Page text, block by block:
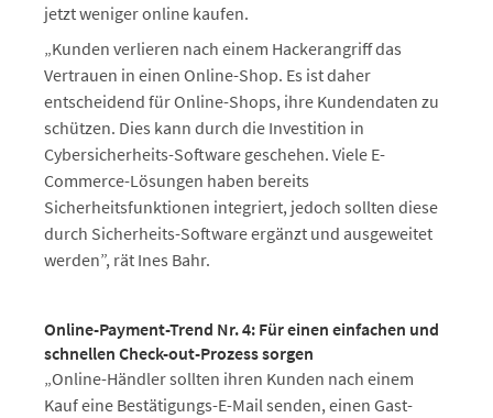
jetzt weniger online kaufen.
„Kunden verlieren nach einem Hackerangriff das
Vertrauen in einen Online-Shop. Es ist daher
entscheidend für Online-Shops, ihre Kundendaten zu
schützen. Dies kann durch die Investition in
Cybersicherheits-Software geschehen. Viele E-
Commerce-Lösungen haben bereits
Sicherheitsfunktionen integriert, jedoch sollten diese
durch Sicherheits-Software ergänzt und ausgeweitet
werden”, rät Ines Bahr.
Online-Payment-Trend Nr. 4: Für einen einfachen und
schnellen Check-out-Prozess sorgen
„Online-Händler sollten ihren Kunden nach einem
Kauf eine Bestätigungs-E-Mail senden, einen Gast-